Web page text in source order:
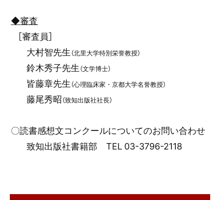
◆審査
［審査員］
大村智先生 （北里大学特別栄誉教授）
鈴木秀子先生 （文学博士）
皆藤章先生 （心理臨床家・京都大学名誉教授）
藤尾秀昭（致知出版社社長）
〇読書感想文コンクールについてのお問い合わせ
致知出版社書籍部 TEL 03-3796-2118